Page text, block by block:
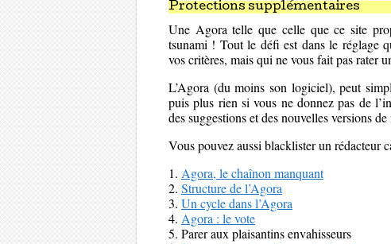
Protections supplémentaires
Une Agora telle que celle que ce site
tsunami ! Tout le défi est dans le réglage
vos critères, mais qui ne vous fait pas rater
L’Agora (du moins son logiciel), peut
puis plus rien si vous ne donnez pas de
des suggestions et des nouvelles versions de
Vous pouvez aussi blacklister un rédacteur
1. Agora, le chaînon manquant
2. Structure de l’Agora
3. Un cycle dans l’Agora
4. Agora : le vote
5. Parer aux plaisantins envahisseurs